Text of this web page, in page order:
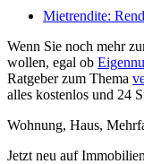
Mietrendite:
Wenn Sie noch mehr
wollen, egal ob
Ratgeber zum Thema
alles kostenlos und 24
Wohnung, Haus,
Jetzt neu auf